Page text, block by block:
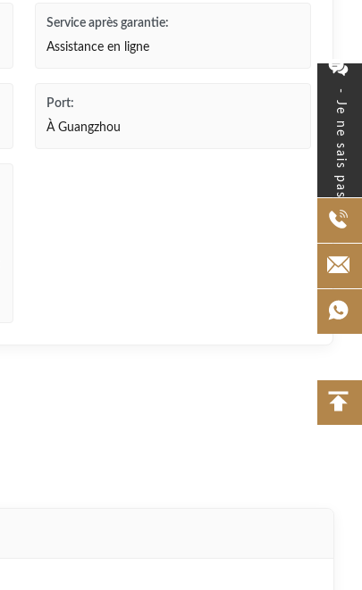
- Je ne sais pas.
Service après garantie:
Assistance en ligne
Port:
À Guangzhou